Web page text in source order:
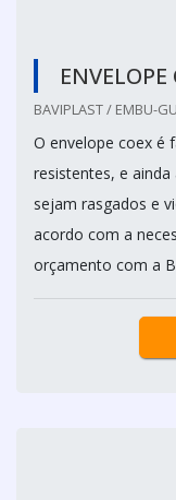
ENVELOPE
BAVIPLAST / EMBU-
O envelope coex é
resistentes, e
sejam rasgados e
acordo com a
orçamento com a